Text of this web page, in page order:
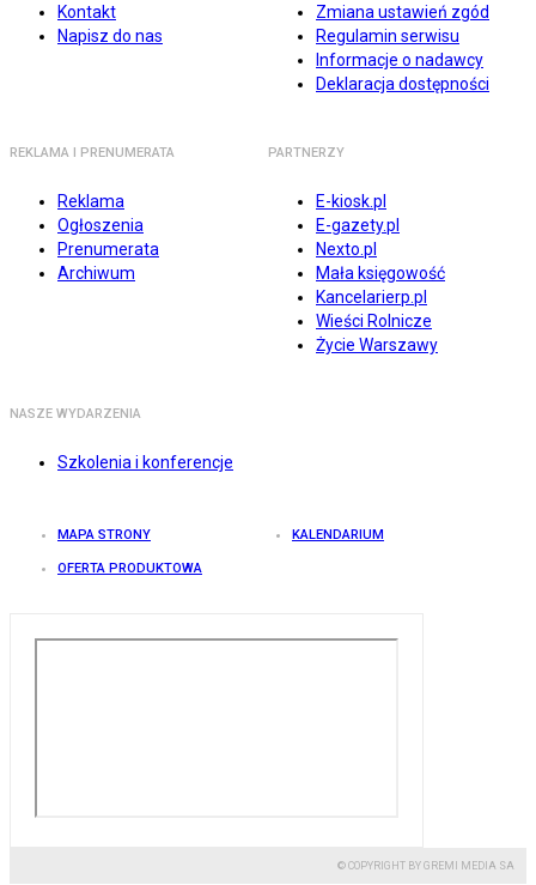
Kontakt
Napisz do nas
Zmiana ustawień zgód
Regulamin serwisu
Informacje o nadawcy
Deklaracja dostępności
REKLAMA I PRENUMERATA
Reklama
Ogłoszenia
Prenumerata
Archiwum
PARTNERZY
E-kiosk.pl
E-gazety.pl
Nexto.pl
Mała księgowość
Kancelarierp.pl
Wieści Rolnicze
Życie Warszawy
NASZE WYDARZENIA
Szkolenia i konferencje
MAPA STRONY KALENDARIUM
OFERTA PRODUKTOWA
© COPYRIGHT BY GREMI MEDIA SA